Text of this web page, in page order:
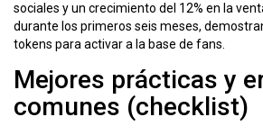
sociales y un crecimiento del 12% en la
durante los primeros seis meses,
tokens para activar a la base de fans.
Mejores prácticas y
comunes (checklist)